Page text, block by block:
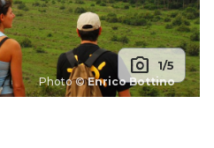
Photo ©Enrico Bottino
photo_camera 1/5